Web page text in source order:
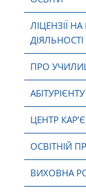
ЛІЦЕНЗІЇ
ДІЯЛЬНОСТІ
ПРО
ЦЕНТР
ОСВІТНІЙ
ВИХОВНА